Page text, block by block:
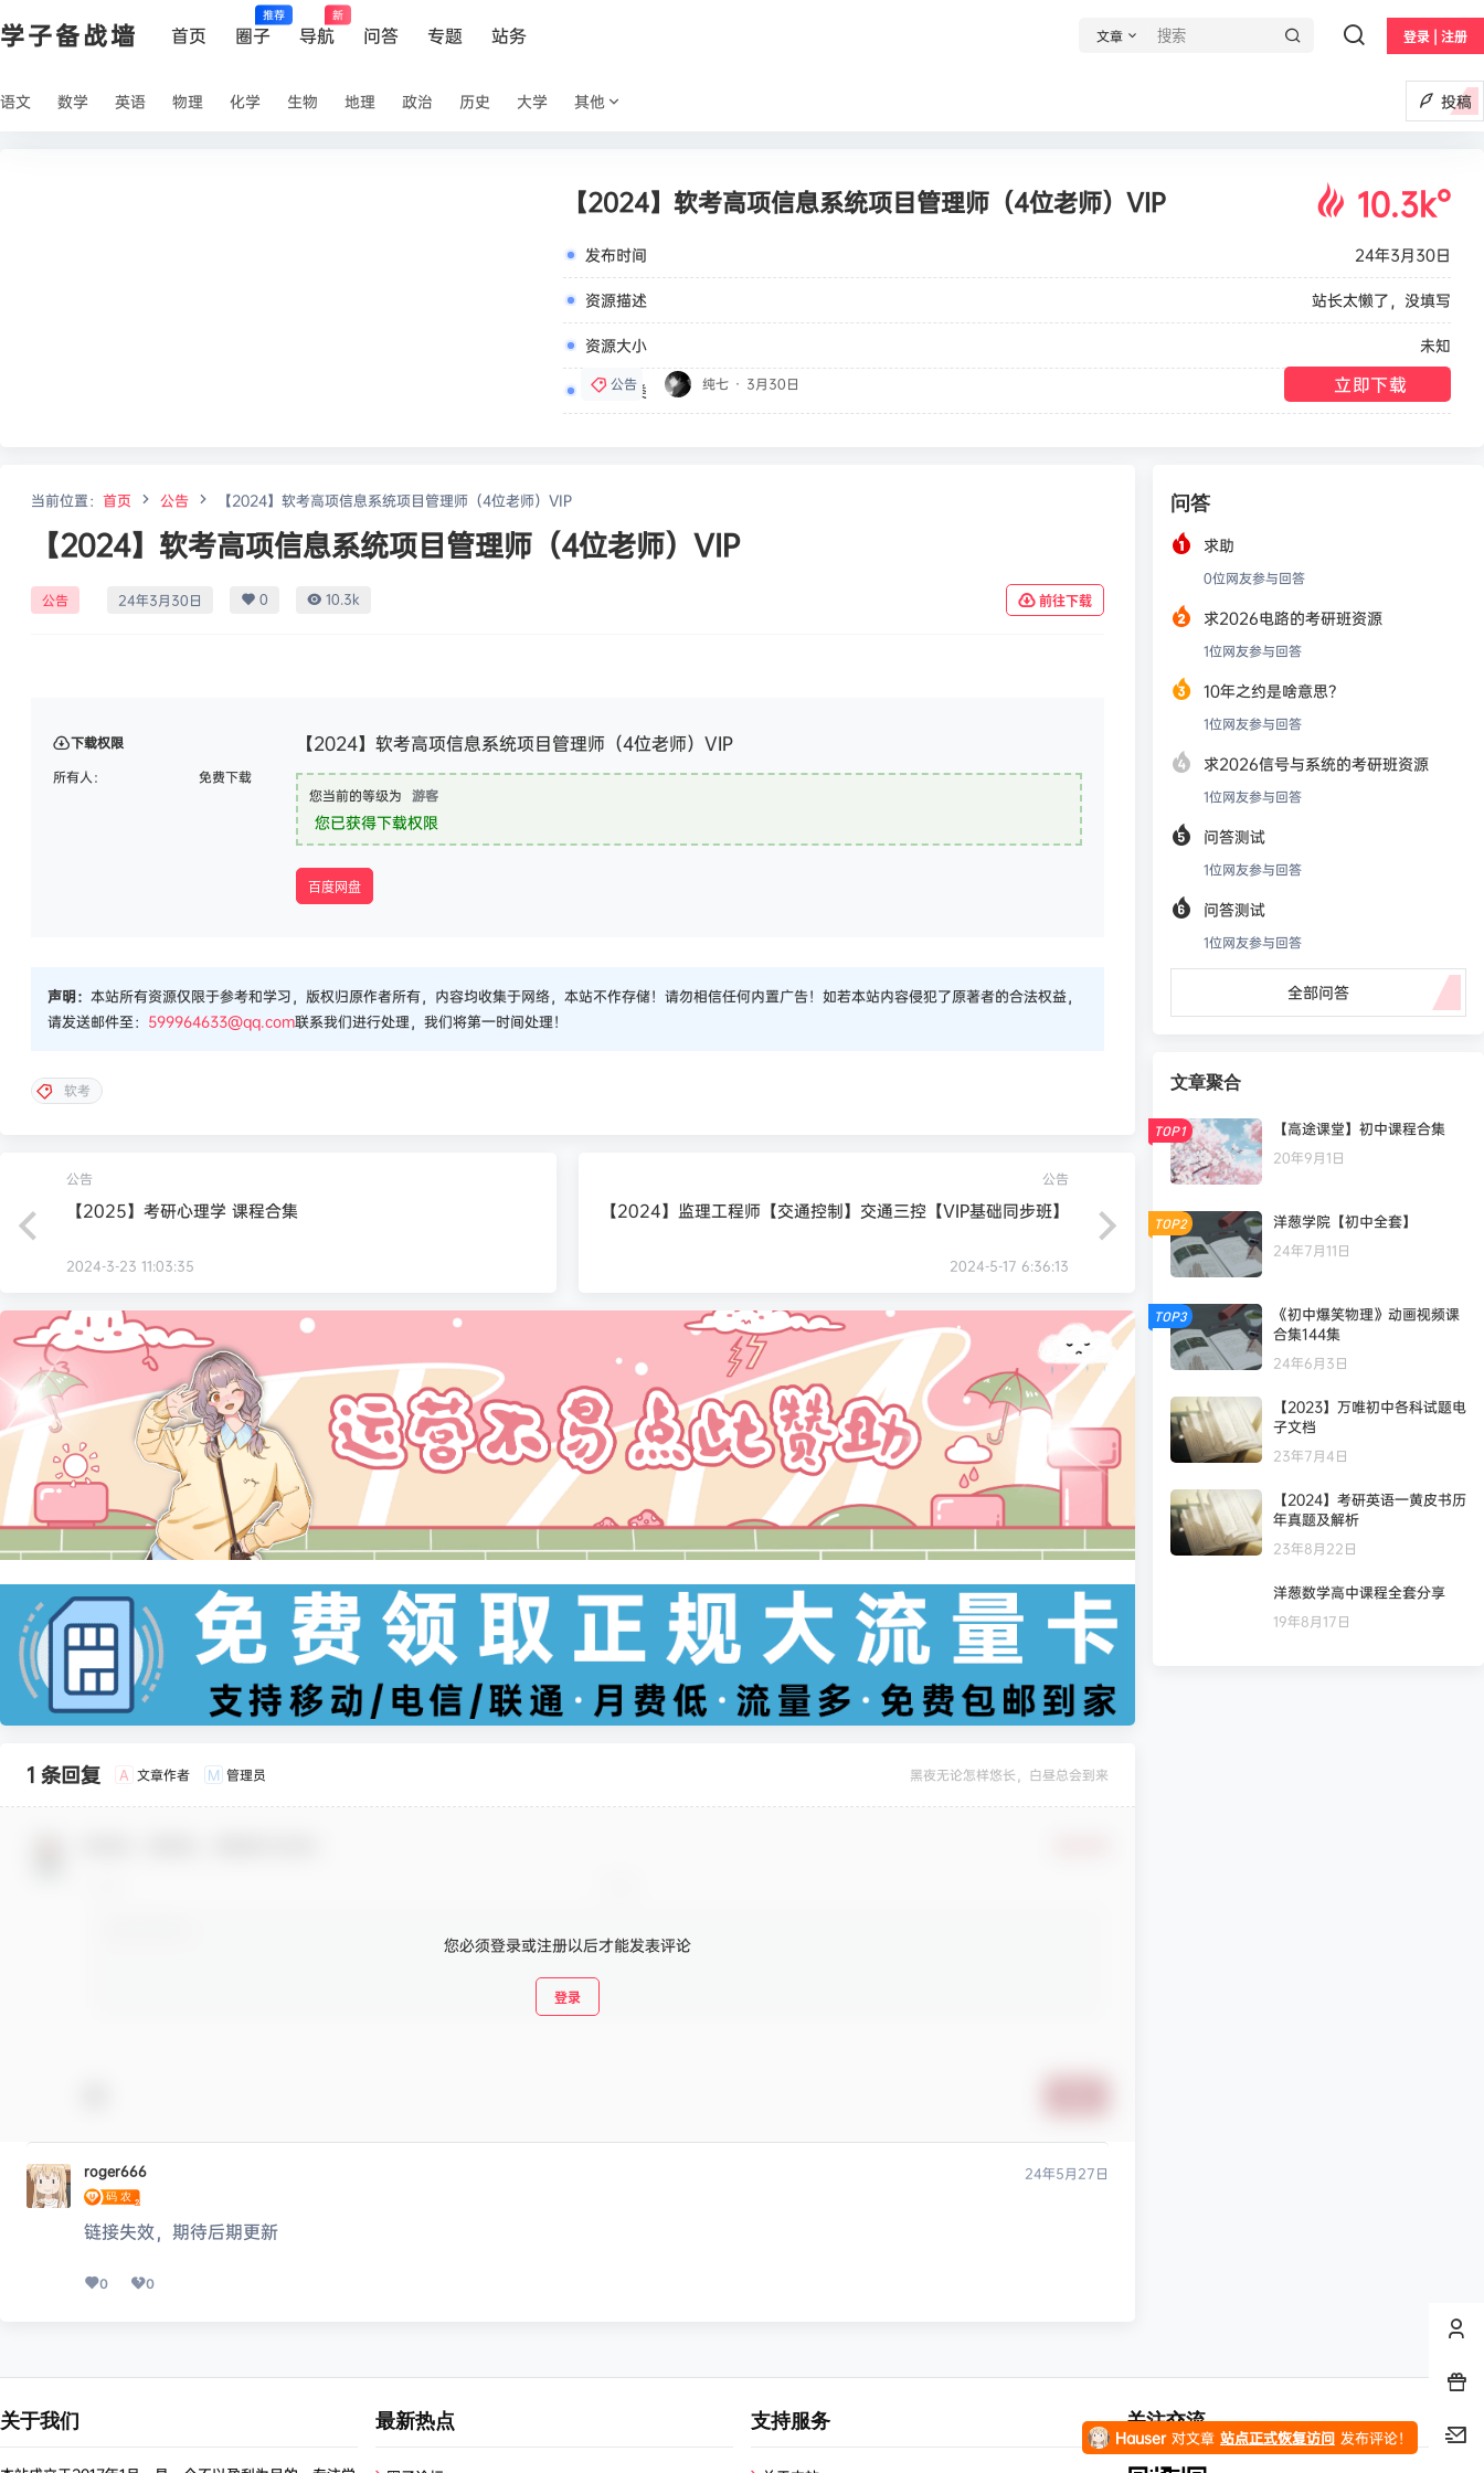
学子备战墙 首页 圈子
推荐
导航
新
问答 专题 站务 文章 登录 | 注册
语文 数学 英语 物理 化学 生物 地理 政治 历史 大学 其他 投稿
【2024】软考高项信息系统项目管理师（4位老师）VIP 10.3k°
发布时间 24年3月30日
资源描述 站长太懒了，没填写
资源大小 未知
资源分类
公告 纯七 · 3月30日 立即下载
当前位置： 首页 公告 【2024】软考高项信息系统项目管理师（4位老师）VIP
【2024】软考高项信息系统项目管理师（4位老师）VIP
公告 24年3月30日 0 10.3k 前往下载
下载权限
所有人：
免费下载
【2024】软考高项信息系统项目管理师（4位老师）VIP
您当前的等级为 游客
您已获得下载权限
百度网盘
声明： 本站所有资源仅限于参考和学习，版权归原作者所有，内容均收集于网络，本站不作存储！请勿相信任何内置广告！如若本站内容侵犯了原著者的合法权益，
请发送邮件至： 599964633@qq.com联系我们进行处理，我们将第一时间处理！
软考
公告
【2025】考研心理学 课程合集
2024-3-23 11:03:35
公告
【2024】监理工程师【交通控制】交通三控【VIP基础同步班】
2024-5-17 6:36:13
1 条回复 A 文章作者 M 管理员 黑夜无论怎样悠长，白昼总会到来
您必须登录或注册以后才能发表评论
登录
roger666 24年5月27日
链接失效，期待后期更新
0 0
问答
求助
0位网友参与回答
求2026电路的考研班资源
1位网友参与回答
10年之约是啥意思？
1位网友参与回答
求2026信号与系统的考研班资源
1位网友参与回答
问答测试
1位网友参与回答
问答测试
1位网友参与回答
全部问答
文章聚合
TOP1 【高途课堂】初中课程合集
20年9月1日
TOP2 洋葱学院【初中全套】
24年7月11日
TOP3
《初中爆笑物理》动画视频课
合集144集
24年6月3日
【2023】万唯初中各科试题电
子文档
23年7月4日
【2024】考研英语一黄皮书历
年真题及解析
23年8月22日
洋葱数学高中课程全套分享
19年8月17日
关于我们 最新热点 支持服务 关注交流
凄 发布圈子
凄 发布圈子
发布圈子
Hauser 对文章 站点正式恢复访问 发布评论！
leol 点赞了文章 05.【2026考研专业课】通信信号高端班！01.【2026考研电路】水木全程班！02.【2026考研电路】光子全程班！… 超级牛B！